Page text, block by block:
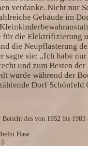
verdanke. Nicht nur
Gebäude im
für die Elektrifizierung
die Neupflasterung
sie: „Ich habe
und zum Besten der
wurde während der
Dorf
des von 1952 bis 1983
Hase.